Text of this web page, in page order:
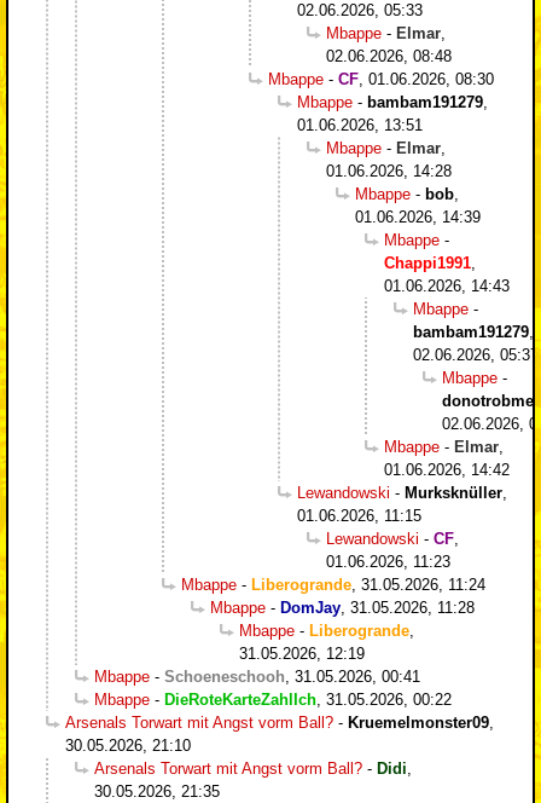
02.06.2026, 05:33
Mbappe - Elmar
02.06.2026, 08:48
Mbappe - CF 01.06.2026, 08:30
Mbappe - bambam191279
01.06.2026, 13:51
Mbappe - Elmar
01.06.2026, 14:28
Mbappe - bob
01.06.2026, 14:39
Mbappe -
Chappi1991
01.06.2026, 14:43
Mbappe -
bambam191279
02.06.2026, 05:37
Mbappe -
donotrobme
02.06.2026,
Mbappe - Elmar
01.06.2026, 14:42
Lewandowski - Murksknüller
01.06.2026, 11:15
Lewandowski - CF
01.06.2026, 11:23
Mbappe - Liberogrande 31.05.2026, 11:24
Mbappe - DomJay 31.05.2026, 11:28
Mbappe - Liberogrande
31.05.2026, 12:19
Mbappe - Schoeneschooh 31.05.2026, 00:41
Mbappe - DieRoteKarteZahlIch 31.05.2026, 00:22
Arsenals Torwart mit Angst vorm Ball? - Kruemelmonster09
30.05.2026, 21:10
Arsenals Torwart mit Angst vorm Ball? - Didi
30.05.2026, 21:35